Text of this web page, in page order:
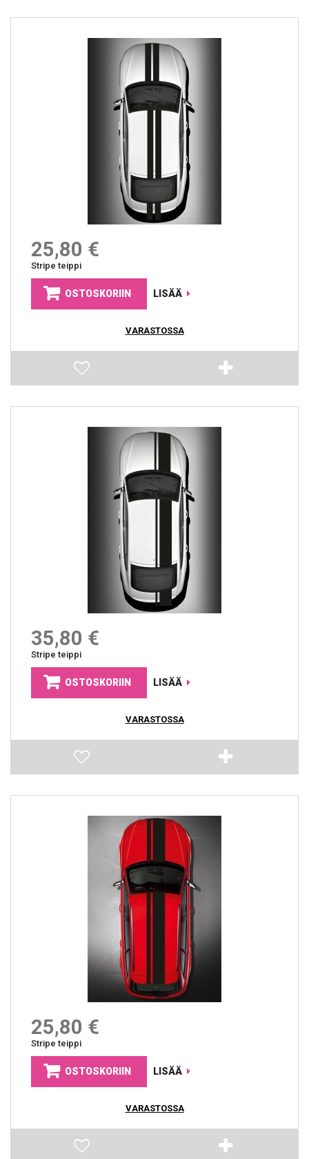
25,80 €
Stripe teippi
OSTOSKORIIN LISÄÄ
VARASTOSSA
35,80 €
Stripe teippi
OSTOSKORIIN LISÄÄ
VARASTOSSA
25,80 €
Stripe teippi
OSTOSKORIIN LISÄÄ
VARASTOSSA